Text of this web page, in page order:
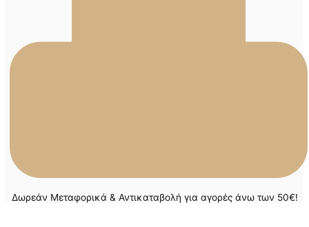
Δωρεάν Μεταφορικά & Αντικαταβολή για αγορές άνω των 50€!